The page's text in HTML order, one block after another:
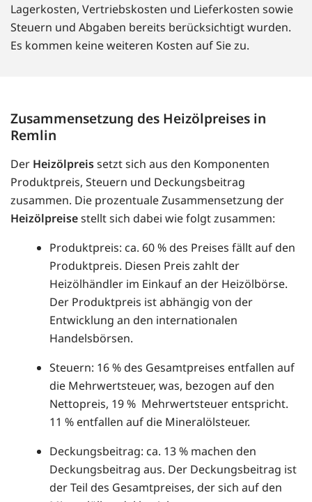
Lagerkosten, Vertriebskosten und Lieferkosten sowie
Steuern und Abgaben bereits berücksichtigt wurden.
Es kommen keine weiteren Kosten auf Sie zu.
Zusammensetzung des Heizölpreises in
Remlin
Der Heizölpreissetzt sich aus den Komponenten
Produktpreis, Steuern und Deckungsbeitrag
zusammen. Die prozentuale Zusammensetzung der
Heizölpreisestellt sich dabei wie folgt zusammen:
Produktpreis: ca. 60 % des Preises fällt auf den
Produktpreis. Diesen Preis zahlt der
Heizölhändler im Einkauf an der Heizölbörse.
Der Produktpreis ist abhängig von der
Entwicklung an den internationalen
Handelsbörsen.
Steuern: 16 % des Gesamtpreises entfallen auf
die Mehrwertsteuer, was, bezogen auf den
Nettopreis, 19 % Mehrwertsteuer entspricht.
11 % entfallen auf die Mineralölsteuer.
Deckungsbeitrag: ca. 13 % machen den
Deckungsbeitrag aus. Der Deckungsbeitrag ist
der Teil des Gesamtpreises, der sich auf den